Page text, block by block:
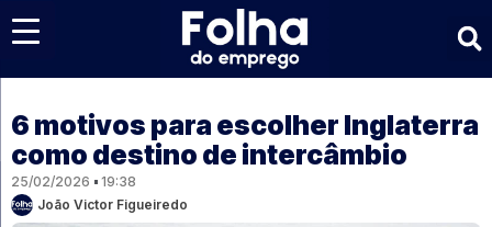
6 motivos para escolher Inglaterra
como destino de intercâmbio
25/02/2026
19:38
João Victor Figueiredo